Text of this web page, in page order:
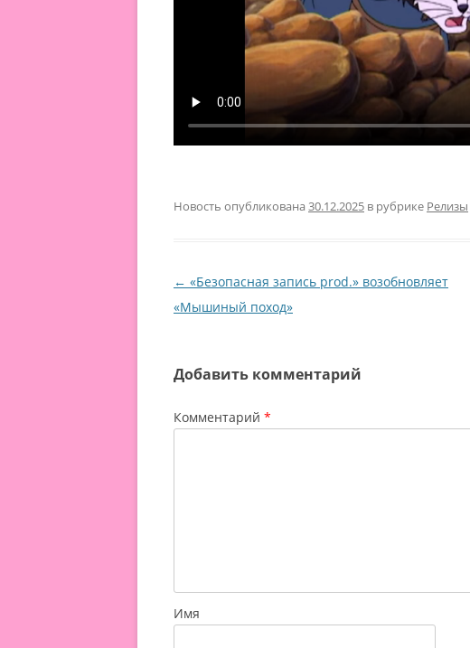
Новость опубликована30.12.2025 в рубрике Релизы
Навигация по записям
← «Безопасная запись prod.» возобновляет
«Мышиный поход»
Добавить комментарий
Комментарий *
Имя